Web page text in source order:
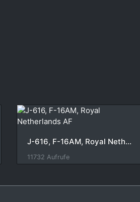
J-616, F-16AM, Royal Netherlands AF
11732 Aufrufe